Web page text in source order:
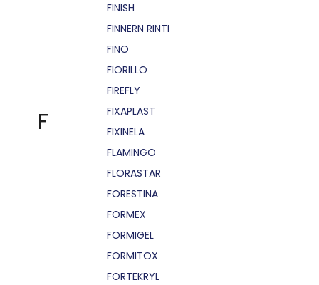
F
FINISH
FINNERN RINTI
FINO
FIORILLO
FIREFLY
FIXAPLAST
FIXINELA
FLAMINGO
FLORASTAR
FORESTINA
FORMEX
FORMIGEL
FORMITOX
FORTEKRYL